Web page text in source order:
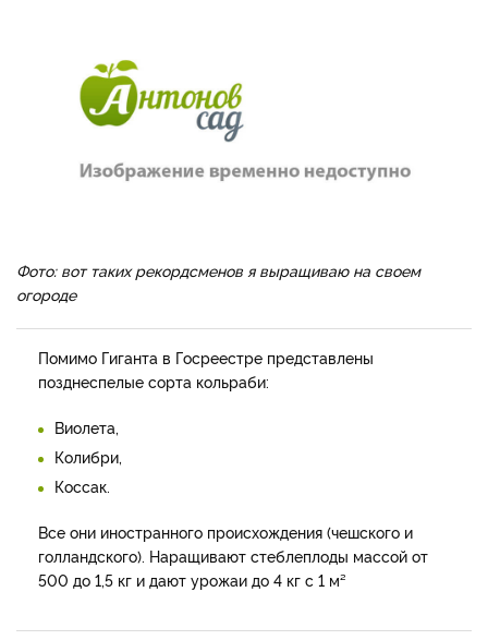
Фото: вот таких рекордсменов я выращиваю на своем
огороде
Помимо Гиганта в Госреестре представлены
позднеспелые сорта кольраби:
Виолета,
Колибри,
Коссак.
Все они иностранного происхождения (чешского и
голландского). Наращивают стеблеплоды массой от
500 до 1,5 кг и дают урожаи до 4 кг с 1 м²